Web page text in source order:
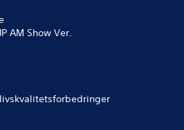
AM Show Ver.